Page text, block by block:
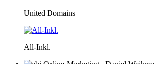
United Domains
All-Inkl.